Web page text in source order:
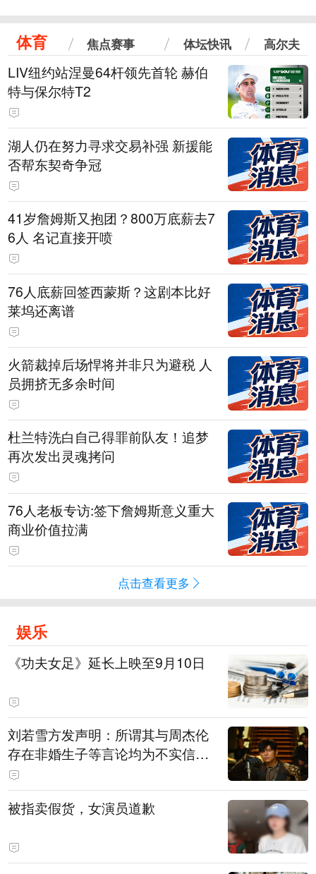
体育 焦点赛事 体坛快讯 高尔夫
LIV纽约站涅曼64杆领先首轮 赫伯
特与保尔特T2
湖人仍在努力寻求交易补强 新援能
否帮东契奇争冠
41岁詹姆斯又抱团？800万底薪去7
6人 名记直接开喷
76人底薪回签西蒙斯？这剧本比好
莱坞还离谱
火箭裁掉后场悍将并非只为避税 人
员拥挤无多余时间
杜兰特洗白自己得罪前队友！追梦
再次发出灵魂拷问
76人老板专访:签下詹姆斯意义重大
商业价值拉满
点击查看更多
娱乐
《功夫女足》延长上映至9月10日
刘若雪方发声明：所谓其与周杰伦
存在非婚生子等言论均为不实信
息，对恶意捏造、散布不实信息的
侵权行为将追责
被指卖假货，女演员道歉